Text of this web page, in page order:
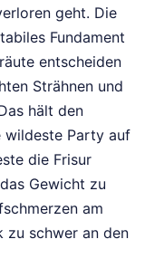
geht. Die
Fundament
entscheiden
Strähnen und
hält den
wildeste Party auf
die Frisur
Gewicht zu
am
zu schwer an den